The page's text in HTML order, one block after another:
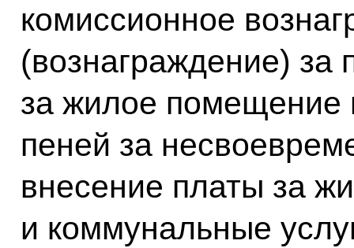
комиссионное
(вознаграждение) за
за жилое помещение
пеней за
внесение платы за
и коммунальные